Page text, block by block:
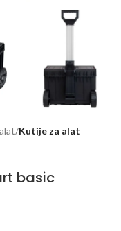
Kutije za alat
basic